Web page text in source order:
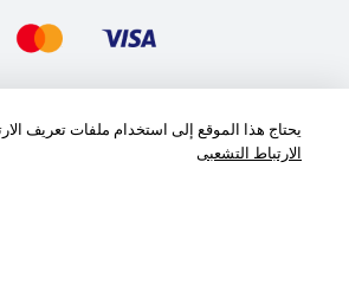
يحتاج هذا الموقع إلى استخدام ملفات تعريف
الارتباط التشعبى
خريطة الموقع شروط